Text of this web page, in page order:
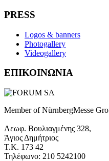
PRESS
Logos & banners
Photogallery
Videogallery
ΕΠΙΚΟΙΝΩΝΙΑ
Member of NürnbergMesse
Λεωφ. Βουλιαγμένης 328,
Άγιος Δημήτριος
Τ.Κ. 173 42
Τηλέφωνο: 210 5242100